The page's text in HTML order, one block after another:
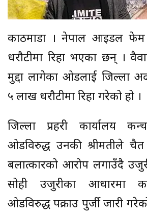
काठमाडौं । नेपाल आइडल
धरौटीमा रिहा भएका छन् ।
मुद्दा लागेका ओडलाई जिल्ला
५ लाख धरौटीमा रिहा गरेको हो ।
जिल्ला प्रहरी कार्यालय
ओडविरुद्ध उनकी श्रीमतीले
बलात्कारको आरोप लगाउँदै
सोही उजुरीका आधारमा
ओडविरुद्ध पक्राउ पुर्जी जारी